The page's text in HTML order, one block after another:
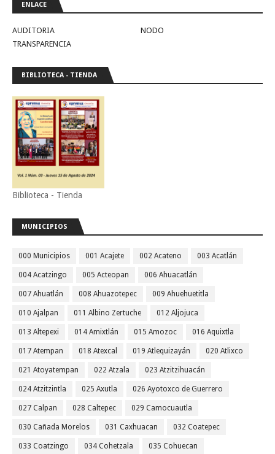
ENLACE
AUDITORIA
NODO
TRANSPARENCIA
BIBLIOTECA - TIENDA
Biblioteca - Tienda
MUNICIPIOS
000 Municipios 001 Acajete 002 Acateno 003 Acatlán
004 Acatzingo 005 Acteopan 006 Ahuacatlán
007 Ahuatlán 008 Ahuazotepec 009 Ahuehuetitla
010 Ajalpan 011 Albino Zertuche 012 Aljojuca
013 Altepexi 014 Amixtlán 015 Amozoc 016 Aquixtla
017 Atempan 018 Atexcal 019 Atlequizayán 020 Atlixco
021 Atoyatempan 022 Atzala 023 Atzitzihuacán
024 Atzitzintla 025 Axutla 026 Ayotoxco de Guerrero
027 Calpan 028 Caltepec 029 Camocuautla
030 Cañada Morelos 031 Caxhuacan 032 Coatepec
033 Coatzingo 034 Cohetzala 035 Cohuecan